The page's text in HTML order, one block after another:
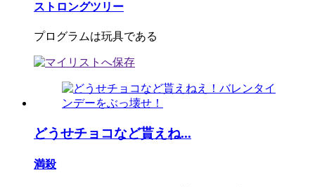
ストロングツリー
プログラムは玩具である
どうせチョコなど貰えね...
満殺